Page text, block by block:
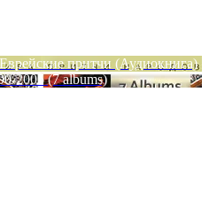
притчи (Аудиокнига)
2005 (7 albums)